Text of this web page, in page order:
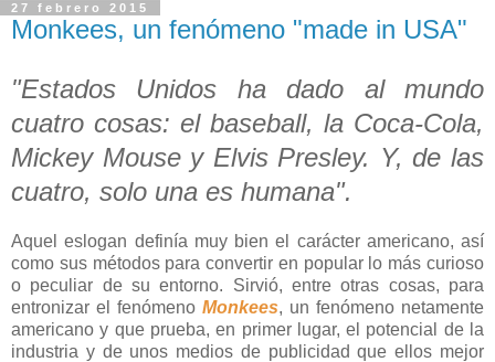
27 febrero 2015
Monkees, un fenómeno "made in USA"
"Estados Unidos ha dado al mundo
cuatro cosas: el baseball, la Coca-Cola,
Mickey Mouse y Elvis Presley. Y, de las
cuatro, solo una es humana".
Aquel eslogan definía muy bien el carácter americano, así
como sus métodos para convertir en popular lo más curioso
o peculiar de su entorno. Sirvió, entre otras cosas, para
entronizar el fenómeno Monkees, un fenómeno netamente
americano y que prueba, en primer lugar, el potencial de la
industria y de unos medios de publicidad que ellos mejor